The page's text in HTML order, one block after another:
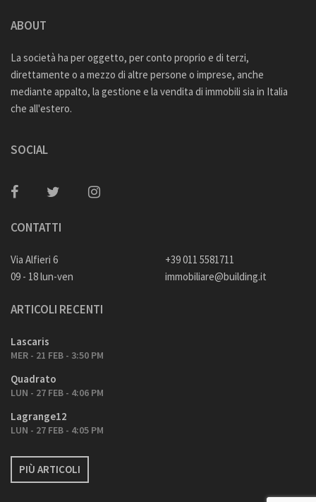
ABOUT
La società ha per oggetto, per conto proprio e di terzi,
direttamente o a mezzo di altre persone o imprese, anche
mediante appalto, la gestione e la vendita di immobili sia in Italia
che all'estero.
SOCIAL
CONTATTI
Via Alfieri 6
09 - 18 lun-ven
+39 011 5581711
immobiliare@building.it
ARTICOLI RECENTI
Lascaris
MER - 21 FEB - 3:50 PM
Quadrato
LUN - 27 FEB - 4:06 PM
Lagrange12
LUN - 27 FEB - 4:05 PM
PIÙ ARTICOLI